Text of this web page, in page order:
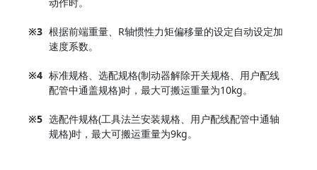
※3 根据前端重量、R轴惯性力矩偏移量的设定自动设定加
速度系数。
※4 标准规格、选配规格(制动器解除开关规格、用户配线
配管中通盖规格)时，最大可搬运重量为10kg。
※5 选配件规格(工具法兰安装规格、用户配线配管中通轴
规格)时，最大可搬运重量为9kg。